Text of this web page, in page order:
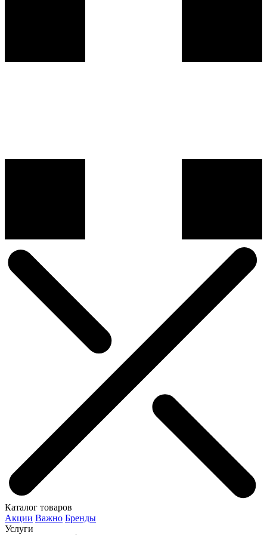
Каталог товаров
Акции Важно Бренды
Услуги